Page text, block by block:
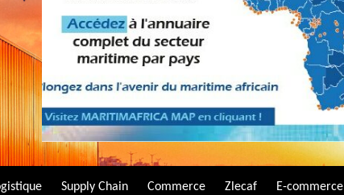
Supply Chain Commerce Zlecaf E-commerce